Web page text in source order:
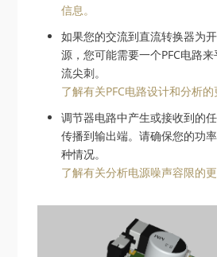
信息。
如果您的交流到直流转换器为
源，您可能需要一个PFC电路
流尖刺。
了解有关PFC电路设计和分析的
调节器电路中产生或接收到的
传播到输出端。请确保您的功
种情况。
了解有关分析电源噪声容限的更